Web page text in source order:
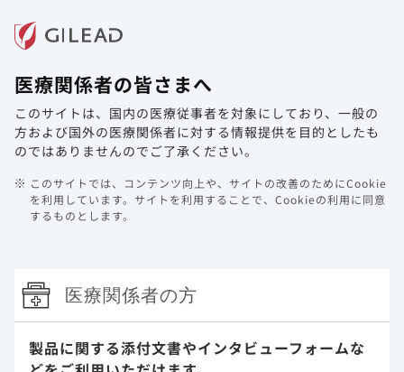
ホーム 製品情報
メディカルニュースを更新しました。
2023年5月25日 Hepatitis
肝疾患領域のメディカルニュースを更新しました。
医療関係者の皆さまへ
このサイトは、国内の医療従事者を対象にしており、 一般の
方および国外の医療関係者に対する情報提供を目的としたも
のではありませんのでご了承ください。
このサイトでは、コンテンツ向上や、サイトの改善のためにCookie
を利用しています。 サイトを利用することで、Cookieの利用に同意
するものとします。
医療関係者の方
製品に関する添付文書やインタビューフォームな